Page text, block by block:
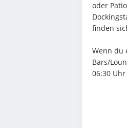
oder
finden
Wenn du
Bars/
06:30